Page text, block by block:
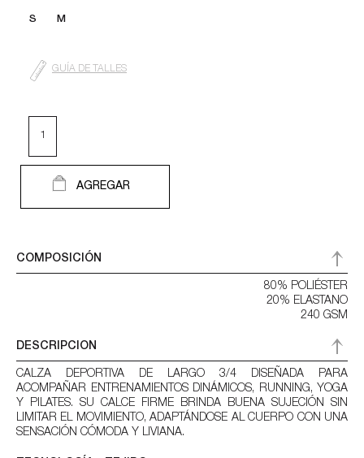
S M
GUÍA DE TALLES
AGREGAR
COMPOSICIÓN
80% POLIÉSTER
20% ELASTANO
240 GSM
DESCRIPCION
CALZA DEPORTIVA DE LARGO 3/4 DISEÑADA PARA
ACOMPAÑAR ENTRENAMIENTOS DINÁMICOS, RUNNING, YOGA
Y PILATES. SU CALCE FIRME BRINDA BUENA SUJECIÓN SIN
LIMITAR EL MOVIMIENTO, ADAPTÁNDOSE AL CUERPO CON UNA
SENSACIÓN CÓMODA Y LIVIANA.